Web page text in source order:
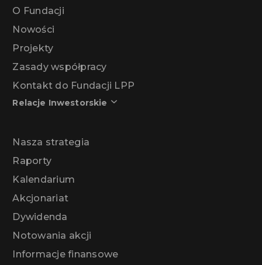
O Fundacji
Nowości
Projekty
Zasady współpracy
Kontakt do Fundacji LPP
Relacje Inwestorskie
Nasza strategia
Raporty
Kalendarium
Akcjonariat
Dywidenda
Notowania akcji
Informacje finansowe